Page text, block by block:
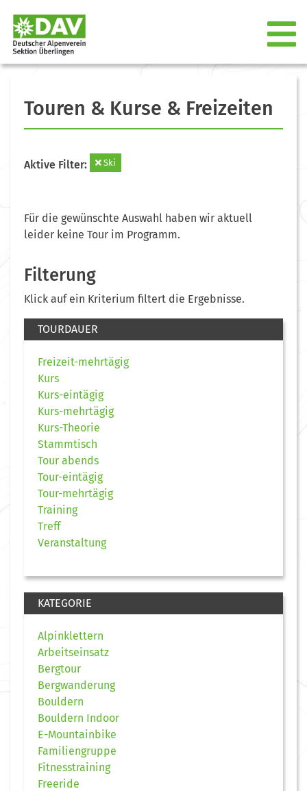
Touren & Kurse & Freizeiten
Aktive Filter: Ski
Für die gewünschte Auswahl haben wir aktuell
leider keine Tour im Programm.
Filterung
Klick auf ein Kriterium filtert die Ergebnisse.
TOURDAUER
Freizeit-mehrtägig
Kurs
Kurs-eintägig
Kurs-mehrtägig
Kurs-Theorie
Stammtisch
Tour abends
Tour-eintägig
Tour-mehrtägig
Training
Treff
Veranstaltung
KATEGORIE
Alpinklettern
Arbeitseinsatz
Bergtour
Bergwanderung
Bouldern
Bouldern Indoor
E-Mountainbike
Familiengruppe
Fitnesstraining
Freeride